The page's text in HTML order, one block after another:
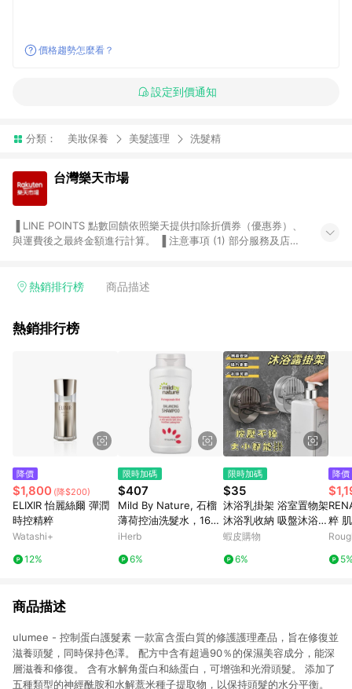
價格趨勢怎麼看？
設定到價通知
分類： 美妝保養 美髮護理 洗髮精
台灣樂天市場
與運費後之最終金額進行計算。 ▐ 注意事項 (1) 部分服務及店家
Smart mobile、神腦生活、JS巨盛、樂天KOBO電子書，請詳閱
台灣樂天市場，並在同一瀏覽器於24小時內結帳，才享有 LINE
市場 45 天內完成訂單出貨及結帳，則不符合贈點資格。 (4) 如
使用APP、或中途瀏覽比價網、回饋網、Google等其他網頁、或
由網頁版(電腦版/手機版網頁)切換為App都將會造成追蹤中斷而
無法進行 LINE POINTS 回饋。 (5) LINE 購物為購物資訊整合性
平台，商品資料更新會有時間差，如顯示之商品規格、顏色、價
位、贈品與台灣樂天市場銷售網頁不符，以銷售網頁標示為準。
(6) 導購訂單已逾 365 天，根據台灣樂天回饋規定，逾期訂單將
點數回饋或點數回饋有爭議，台灣樂天市場保有更改條款與法律
追訴之權利，活動詳情以樂天市場網站公告為準。
熱銷排行榜 商品描述
熱銷排行榜
降價
$1,800 (降$200)
ELIXIR 怡麗絲爾 彈潤
時控精粹
Watashi+
12%
限時加碼
$407
Mild By Nature, 石榴
薄荷控油洗髮水，16
液量盎司（473 毫升）
iHerb
6%
限時加碼
$35
沐浴乳掛架 浴室置物架
沐浴乳收納 吸盤沐浴乳
架 沐浴架 牆壁置物架
浴室置物架 瓶口架
蝦皮購物
6%
降價
粹
l
商品描述
ulumee - 控制蛋白護髮素 一款富含蛋白質的修護護理產品，旨在修復並
滋養頭髮，同時保持色澤。 配方中含有超過90％的保濕美容成分，能深
層滋養和修復。 含有水解角蛋白和絲蛋白，可增強和光滑頭髮。 添加了
五種類型的神經酰胺和水解薏米種子提取物，以保持頭髮的水分平衡。